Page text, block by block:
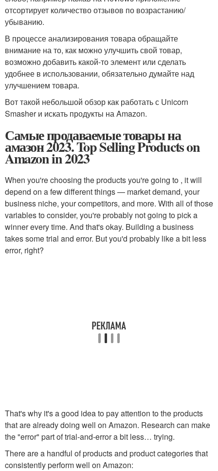
отсортирует количество отзывов по возрастанию/
убыванию.
В процессе анализирования товара обращайте
внимание на то, как можно улучшить свой товар,
возможно добавить какой-то элемент или сделать
удобнее в использовании, обязательно думайте над
улучшением товара.
Вот такой небольшой обзор как работать с Unicorn
Smasher и искать продукты на Amazon.
Самые продаваемые товары на
амазон 2023. Top Selling Products on
Amazon in 2023
When you're choosing the products you're going to , it will
depend on a few different things — market demand, your
business niche, your competitors, and more. With all of those
variables to consider, you're probably not going to pick a
winner every time. And that's okay. Building a business
takes some trial and error. But you'd probably like a bit less
error, right?
That's why it's a good idea to pay attention to the products
that are already doing well on Amazon. Research can make
the "error" part of trial-and-error a bit less… trying.
There are a handful of products and product categories that
consistently perform well on Amazon: